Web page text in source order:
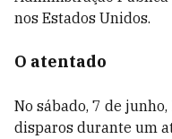
nos Estados Unidos.
O atentado
No sábado, 7 de junho,
disparos durante um